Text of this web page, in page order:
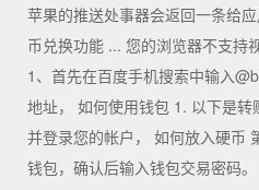
苹果的推送处事器会返回一条给
币兑换功能 ... 您的浏览器不支持
1、首先在百度手机搜索中输入
地址， 如何使用钱包 1. 以下是
并登录您的帐户， 如何放入硬币
钱包，确认后输入钱包交易密码。